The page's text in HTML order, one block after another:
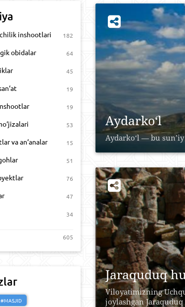
inshootlari 182
obidalar 64
45
19
19
53
va an‘analar 15
51
76
47
34
605
#MASJID
Aydarko‘l
Aydarko‘l — bu
Jaraquduq
Viloyatimizning
joylashgan Jaraquduq